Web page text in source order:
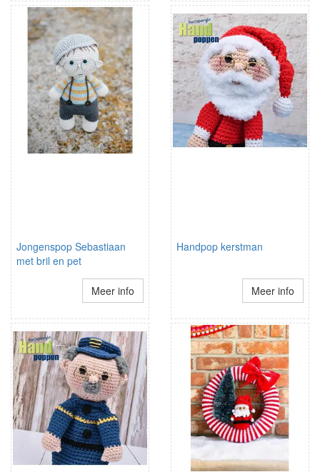
Jongenspop Sebastiaan
met bril en pet
Meer info
Handpop kerstman
Meer info